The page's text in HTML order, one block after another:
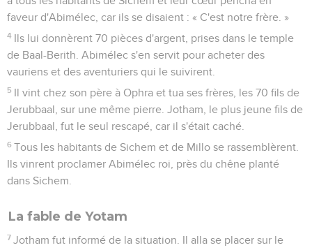
faveur d'Abimélec, car ils se disaient : « C'est notre frère. »
4 Ils lui donnèrent 70 pièces d'argent, prises dans le temple
de Baal-Berith. Abimélec s'en servit pour acheter des
vauriens et des aventuriers qui le suivirent.
5 Il vint chez son père à Ophra et tua ses frères, les 70 fils de
Jerubbaal, sur une même pierre. Jotham, le plus jeune fils de
Jerubbaal, fut le seul rescapé, car il s'était caché.
6 Tous les habitants de Sichem et de Millo se rassemblèrent.
Ils vinrent proclamer Abimélec roi, près du chêne planté
dans Sichem.
La fable de Yotam
7 Jotham fut informé de la situation. Il alla se placer sur le